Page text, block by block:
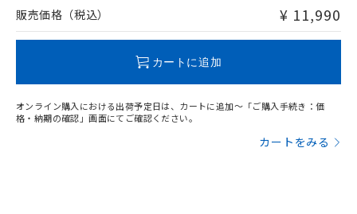
問い合わせください。
販売価格（税込） ¥ 11,990
カートに追加
オンライン購入における出荷予定日は、カートに追加～「ご購入手続き：価
格・納期の確認」画面にてご確認ください。
カートをみる